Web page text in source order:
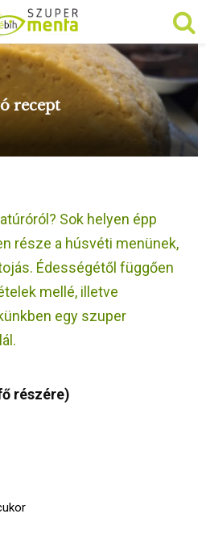
recept
Sok helyen épp
része a húsvéti menünek,
Édességétől függően
mellé, illetve
egy szuper
részére)